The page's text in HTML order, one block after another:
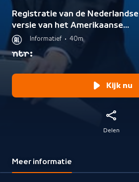
Registratie van de Nederlandse
versie van het Amerikaanse
Correspondents' Dinner.
Informatief • 40m
Kijk nu
Delen
Meer informatie